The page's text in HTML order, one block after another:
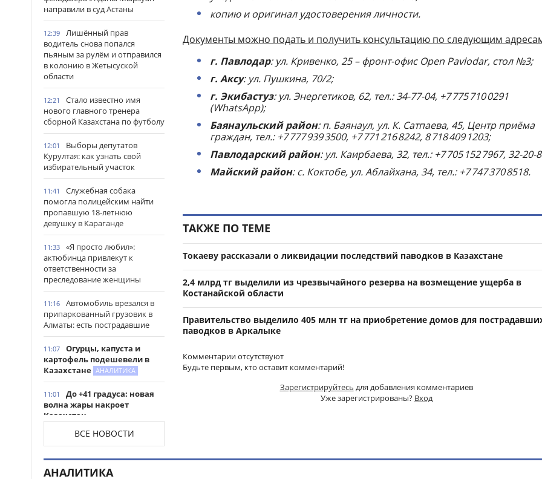
направили в суд Астаны
12:39
Лишённый прав
водитель снова попался
пьяным за рулём и отправился
в колонию в Жетысуской
области
12:21
Стало известно имя
нового главного тренера
сборной Казахстана по футболу
12:01
Выборы депутатов
Курултая: как узнать свой
избирательный участок
11:41
Служебная собака
помогла полицейским найти
пропавшую 18-летнюю
девушку в Караганде
11:33
«Я просто любил»:
актюбинца привлекут к
ответственности за
преследование женщины
11:16
Автомобиль врезался в
припаркованный грузовик в
Алматы: есть пострадавшие
11:07
Огурцы, капуста и
картофель подешевели в
Казахстане АНАЛИТИКА
11:01
До +41 градуса: новая
волна жары накроет
Казахстан
Архивистов и IT-
специалистов в Казахстане
могут включить в программу
господдержки для работы в
ВСЕ НОВОСТИ
копию и оригинал удостоверения личности.
Документы можно подать и получить консультацию по следующим
г. Павлодар: ул. Кривенко, 25 – фронт-офис Open Pavlodar, стол №3;
г. Аксу: ул. Пушкина, 70/2;
г. Экибастуз: ул. Энергетиков, 62, тел.: 34-77-04, +7 775 710 0291
(WhatsApp);
Баянаульский район: п. Баянаул, ул. К. Сатпаева, 45, Центр приёма
граждан, тел.: +7 777 939 3500, +7 771 216 8242, 8 718 409 1203;
Павлодарский район: ул. Каирбаева, 32, тел.: +7 705 152 7967, 32-20-
Майский район: с. Коктобе, ул. Аблайхана, 34, тел.: +7 747 370 8518.
ТАКЖЕ ПО ТЕМЕ
Токаеву рассказали о ликвидации последствий паводков в Казахстане
2,4 млрд тг выделили из чрезвычайного резерва на возмещение ущерба в
Костанайской области
Правительство выделило 405 млн тг на приобретение домов для
паводков в Аркалыке
Комментарии отсутствуют
Будьте первым, кто оставит комментарий!
Зарегистрируйтесь для добавления комментариев
Уже зарегистрированы? Вход
АНАЛИТИКА